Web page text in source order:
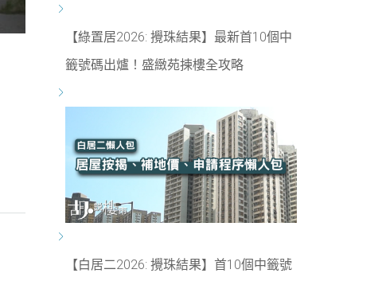
【綠置居2026: 攪珠結果】最新首10個中
籤號碼出爐！盛緻苑揀樓全攻略
【白居二2026: 攪珠結果】首10個中籤號